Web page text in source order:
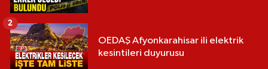
OEDAŞ Afyonkarahisar ili elektrik
kesintileri duyurusu
2